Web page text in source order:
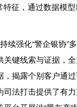
特征，通过数据模
续强化“警企银协”
键线索与证据，
揭露个别客户通
法打击提供了有